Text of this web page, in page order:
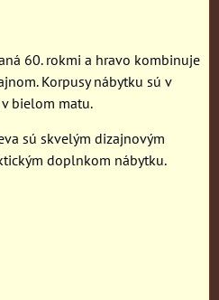
60. rokmi a hravo kombinuje
Korpusy nábytku sú v
bielom matu.
sú skvelým dizajnovým
doplnkom nábytku.